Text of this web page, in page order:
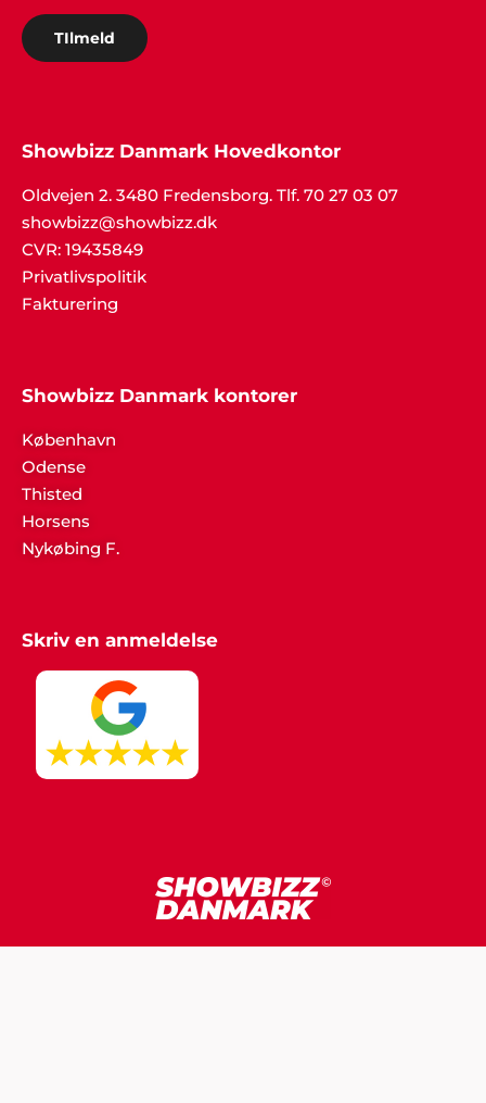
TIlmeld
Showbizz Danmark Hovedkontor
Oldvejen 2. 3480 Fredensborg. Tlf. 70 27 03 07
showbizz@showbizz.dk
CVR: 19435849
Privatlivspolitik
Fakturering
Showbizz Danmark kontorer
København
Odense
Thisted
Horsens
Nykøbing F.
Skriv en anmeldelse